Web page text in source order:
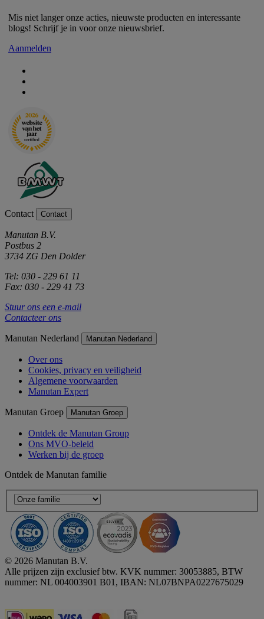
Mis niet langer onze acties, nieuwste producten en interessante
blogs! Schrijf je in voor onze nieuwsbrief.
Aanmelden
Contact Contact
Manutan B.V.
Postbus 2
3734 ZG Den Dolder
Tel: 030 - 229 61 11
Fax: 030 - 229 41 73
Stuur ons een e-mail
Contacteer ons
Manutan Nederland Manutan Nederland
Over ons
Cookies, privacy en veiligheid
Algemene voorwaarden
Manutan Expert
Manutan Groep Manutan Groep
Ontdek de Manutan Group
Ons MVO-beleid
Werken bij de groep
Ontdek de Manutan familie
© 2026 Manutan B.V.
Alle prijzen zijn exclusief btw. KVK nummer: 30053885, BTW
nummer: NL 004003901 B01, IBAN: NL07BNPA0227675029